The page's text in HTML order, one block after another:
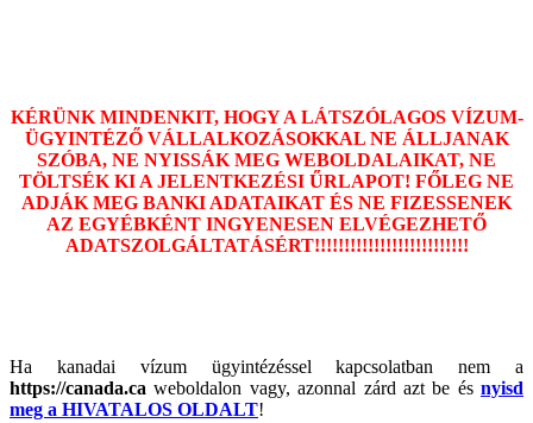
KÉRÜNK MINDENKIT, HOGY A LÁTSZÓLAGOS VÍZUM-
ÜGYINTÉZŐ VÁLLALKOZÁSOKKAL NE ÁLLJANAK
SZÓBA, NE NYISSÁK MEG WEBOLDALAIKAT, NE
TÖLTSÉK KI A JELENTKEZÉSI ŰRLAPOT! FŐLEG NE
ADJÁK MEG BANKI ADATAIKAT ÉS NE FIZESSENEK
AZ EGYÉBKÉNT INGYENESEN ELVÉGEZHETŐ
ADATSZOLGÁLTATÁSÉRT!!!!!!!!!!!!!!!!!!!!!!!!!!
Ha kanadai vízum ügyintézéssel kapcsolatban nem a
https://canada.ca weboldalon vagy, azonnal zárd azt be és nyisd
meg a HIVATALOS OLDALT!